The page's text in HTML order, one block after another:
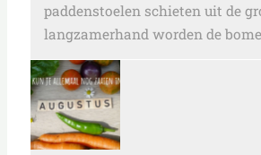
paddenstoelen schieten uit de
langzamerhand worden de